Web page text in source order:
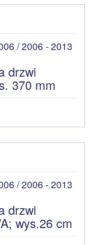
/ 2006 - 2013
drzwi
370 mm
/ 2006 - 2013
drzwi
wys.26 cm